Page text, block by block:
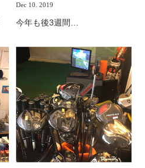
Dec 10. 2019
今年も後3週間…